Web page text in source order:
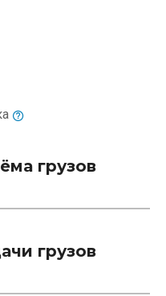
грузов
грузов